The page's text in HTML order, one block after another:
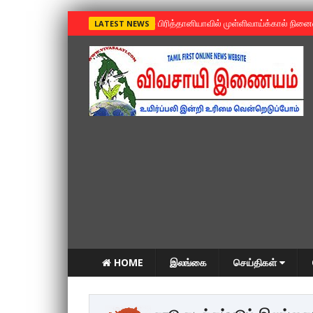
LATEST NEWS »பிரித்தானியாவில் முள்ளிவாய்க்கால்
HOME இலங்கை செய்திகள்